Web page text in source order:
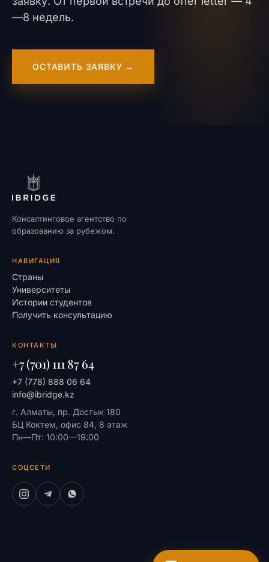
—8 недель.
ОСТАВИТЬ ЗАЯВКУ →
Консалтинговое агентство по
образованию за рубежом.
НАВИГАЦИЯ
Страны
Университеты
Истории студентов
Получить консультацию
КОНТАКТЫ
+7 (701) 111 87 64
+7 (778) 888 06 64
info@ibridge.kz
г. Алматы, пр. Достык 180
БЦ Коктем, офис 84, 8 этаж
Пн—Пт: 10:00—19:00
СОЦСЕТИ